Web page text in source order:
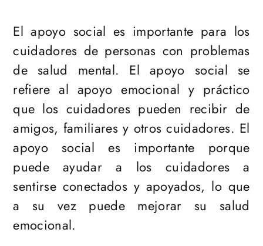
El apoyo social es importante para los
cuidadores de personas con problemas
de salud mental. El apoyo social se
refiere al apoyo emocional y práctico
que los cuidadores pueden recibir de
amigos, familiares y otros cuidadores. El
apoyo social es importante porque
puede ayudar a los cuidadores a
sentirse conectados y apoyados, lo que
a su vez puede mejorar su salud
emocional.